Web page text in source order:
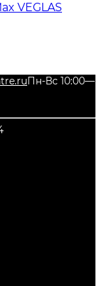
VEGLAS
Пн-Вс 10:00—